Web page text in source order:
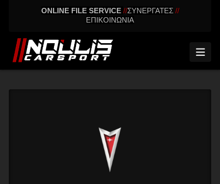
ONLINE FILE SERVICE //ΣΥΝΕΡΓΑΤΕΣ //
ΕΠΙΚΟΙΝΩΝΙΑ